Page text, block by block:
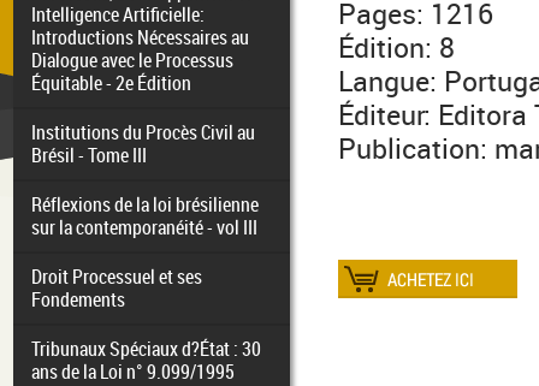
Intelligence Artificielle:
Introductions Nécessaires au
Dialogue avec le Processus
Équitable - 2e Édition
Institutions du Procès Civil au
Brésil - Tome III
Réflexions de la loi brésilienne
sur la contemporanéité - vol III
Droit Processuel et ses
Fondements
Tribunaux Spéciaux d?État : 30
ans de la Loi n° 9.099/1995
Pages: 1216
Édition: 8
Langue:
Éditeur: Editora
Publication: